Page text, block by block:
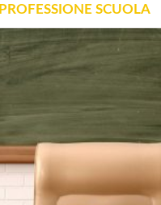
PROFESSIONE SCUOLA